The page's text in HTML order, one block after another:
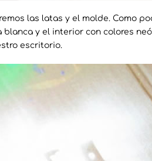
las latas y el molde. Como
y el interior con colores
escritorio.